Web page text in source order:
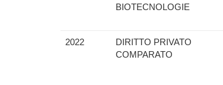
BIOTECNOLOGIE
2022
DIRITTO PRIVATO
COMPARATO